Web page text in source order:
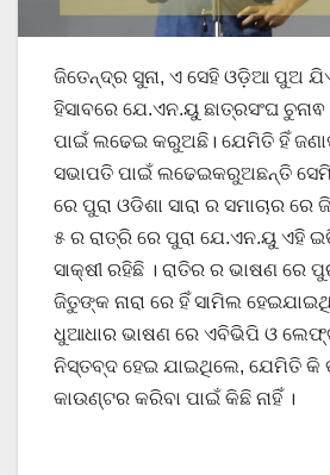
ଜିତେନ୍ଦ୍ର ସୁନା, ଏ ସେହି ଓଡ଼ିଆ ପୁଅ
ହିସାବରେ ଯେ.ଏନ.ୟୁ ଛାତ୍ରସଂଘ
ପାଇଁ ଲଢେଇ କରୁଅଛି। ଯେମିତି ହିଁ
ସଭାପତି ପାଇଁ ଲଢେଇକରୁଅଛନ୍ତି
ରେ ପୁରା ଓଡିଶା ସାରା ର ସମାଚାର ରେ
୫ ର ରାତ୍ରି ରେ ପୁରା ଯେ.ଏନ.ୟୁ ଏହି
ସାକ୍ଷୀ ରହିଛି । ରାତିର ର ଭାଷଣ ରେ
ଜିତୁଙ୍କ ନାରା ରେ ହିଁ ସାମିଲ
ଧୁଆଧାର ଭାଷଣ ରେ ଏବିଭିପି ଓ
ନିସ୍ତବ୍ଦ ହେଇ ଯାଇଥିଲେ, ଯେମିତି କି
କାଉଣ୍ଟର କରିବା ପାଇଁ କିଛି ନାହିଁ ।